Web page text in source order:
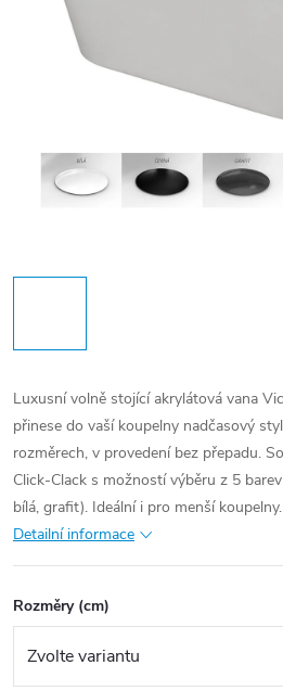
Luxusní volně stojící akrylátová vana
přinese do vaší koupelny nadčasový
rozměrech, v provedení bez přepadu.
Click-Clack s možností výběru z 5
bílá, grafit). Ideální i pro menší koupelny.
Detailní informace
Rozměry (cm)